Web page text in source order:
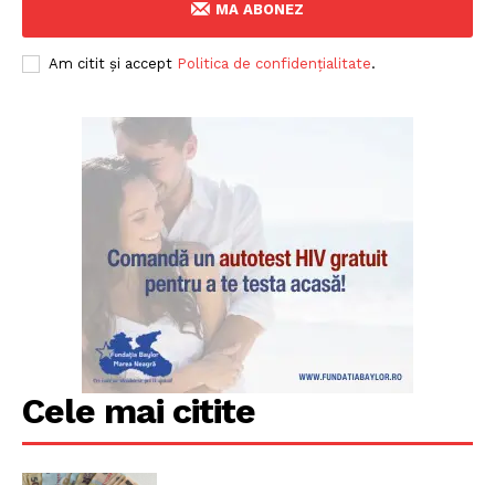
MA ABONEZ
Am citit și accept Politica de confidențialitate.
Cele mai citite